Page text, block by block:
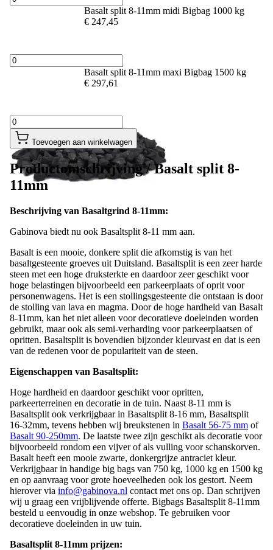
Basalt split 8-11mm midi Bigbag 1000 kg
Basalt split 8-11mm maxi Bigbag 1500 kg
Toevoegen aan winkelwagen
Productomschrijving /
Beschrijving van Basaltgrind 8-11mm:
Gabinova biedt nu ook Basaltsplit 8-11 mm aan.
Basalt is een mooie, donkere split die afkomstig is van het
basaltgesteente groeves uit Duitsland. Basaltsplit is een zeer harde
steen met een hoge druksterkte en daardoor zeer geschikt voor
hoge belastingen bijvoorbeeld een parkeerplaats of oprit voor
personenwagens. Het is een stollingsgesteente die ontstaan ​​is door
de stolling van lava en magma. Door de hoge hardheid van Basalt
8-11mm, kan het niet alleen voor decoratieve doeleinden worden
gebruikt, maar ook als semi-verharding voor parkeerplaatsen of
opritten. Basaltsplit is bovendien bijzonder kleurvast en dat is een
van de redenen voor de populariteit van de steen.
Eigenschappen van Basaltsplit:
Hoge hardheid en daardoor geschikt voor opritten,
parkeerterreinen en decoratie in de tuin. Naast 8-11 mm is
Basaltsplit ook verkrijgbaar in Basaltsplit 8-16 mm, Basaltsplit
16-32mm, tevens hebben wij breukstenen inBasalt 56-75 mm of
Basalt 90-250mm. De laatste twee zijn geschikt als decoratie voor
bijvoorbeeld rondom een vijver of als vulling voor schanskorven.
Basalt heeft een mooie zwarte, donkergrijze antraciet kleur.
Verkrijgbaar in handige big bags van 750 kg, 1000 kg en 1500 kg
en op aanvraag voor grote hoeveelheden ook los gestort. Neem
hierover viainfo@gabinova.nlcontact met ons op. Dan schrijven
wij u graag een vrijblijvende offerte. Bigbags Basaltsplit 8-11mm
besteld u eenvoudig in onze webshop. Te gebruiken voor
decoratieve doeleinden in uw tuin.